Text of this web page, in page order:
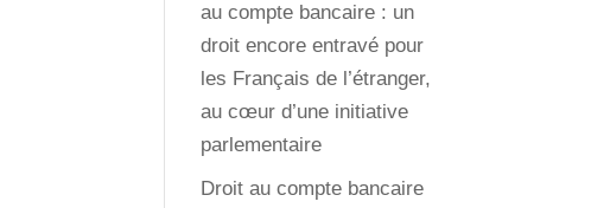
au compte bancaire : un
droit encore entravé pour
les Français de l’étranger,
au cœur d’une initiative
parlementaire
Droit au compte bancaire